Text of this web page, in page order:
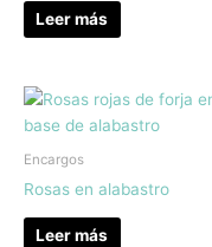
Leer más
Encargos
Rosas en alabastro
Leer más